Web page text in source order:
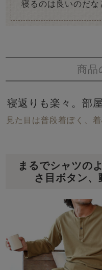
寝るのは良いのだな
商品
寝返りも楽々。部
見た目は普段着ぽく、
まるでシャツの
さ目ボタン、